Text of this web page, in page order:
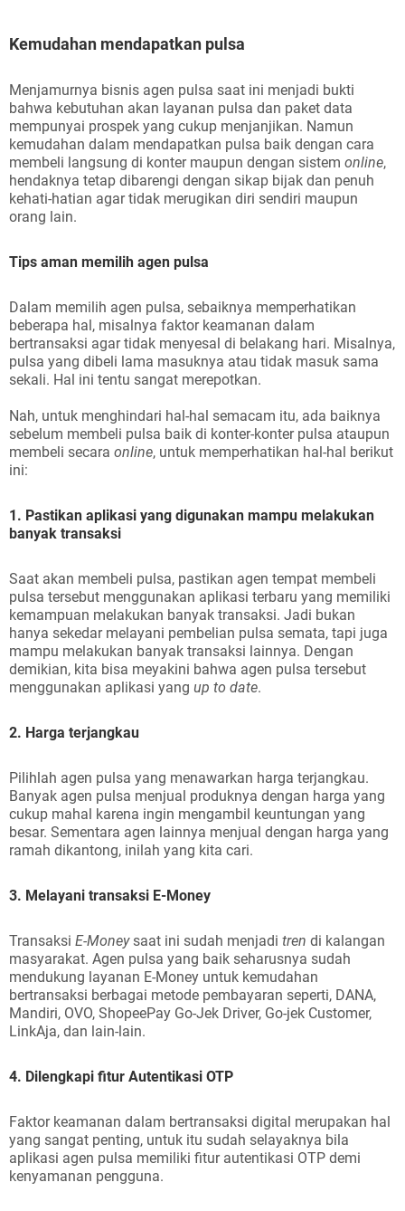
Kemudahan mendapatkan pulsa
Menjamurnya bisnis agen pulsa saat ini menjadi bukti
bahwa kebutuhan akan layanan pulsa dan paket data
mempunyai prospek yang cukup menjanjikan. Namun
kemudahan dalam mendapatkan pulsa baik dengan cara
membeli langsung di konter maupun dengan sistem online,
hendaknya tetap dibarengi dengan sikap bijak dan penuh
kehati-hatian agar tidak merugikan diri sendiri maupun
orang lain.
Tips aman memilih agen pulsa
Dalam memilih agen pulsa, sebaiknya memperhatikan
beberapa hal, misalnya faktor keamanan dalam
bertransaksi agar tidak menyesal di belakang hari. Misalnya,
pulsa yang dibeli lama masuknya atau tidak masuk sama
sekali. Hal ini tentu sangat merepotkan.
Nah, untuk menghindari hal-hal semacam itu, ada baiknya
sebelum membeli pulsa baik di konter-konter pulsa ataupun
membeli secara online, untuk memperhatikan hal-hal berikut
ini:
1. Pastikan aplikasi yang digunakan mampu melakukan
banyak transaksi
Saat akan membeli pulsa, pastikan agen tempat membeli
pulsa tersebut menggunakan aplikasi terbaru yang memiliki
kemampuan melakukan banyak transaksi. Jadi bukan
hanya sekedar melayani pembelian pulsa semata, tapi juga
mampu melakukan banyak transaksi lainnya. Dengan
demikian, kita bisa meyakini bahwa agen pulsa tersebut
menggunakan aplikasi yang up to date.
2. Harga terjangkau
Pilihlah agen pulsa yang menawarkan harga terjangkau.
Banyak agen pulsa menjual produknya dengan harga yang
cukup mahal karena ingin mengambil keuntungan yang
besar. Sementara agen lainnya menjual dengan harga yang
ramah dikantong, inilah yang kita cari.
3. Melayani transaksi E-Money
Transaksi E-Moneysaat ini sudah menjadi tren di kalangan
masyarakat. Agen pulsa yang baik seharusnya sudah
mendukung layanan E-Money untuk kemudahan
bertransaksi berbagai metode pembayaran seperti, DANA,
Mandiri, OVO, ShopeePay Go-Jek Driver, Go-jek Customer,
LinkAja, dan lain-lain.
4. Dilengkapi fitur Autentikasi OTP
Faktor keamanan dalam bertransaksi digital merupakan hal
yang sangat penting, untuk itu sudah selayaknya bila
aplikasi agen pulsa memiliki fitur autentikasi OTP demi
kenyamanan pengguna.